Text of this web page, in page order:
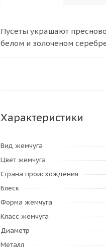
Пусеты украшают
белом и золоченом
Характеристики
Вид жемчуга
Цвет жемчуга
Страна происхождения
Блеск
Форма жемчуга
Класс жемчуга
Диаметр
Металл